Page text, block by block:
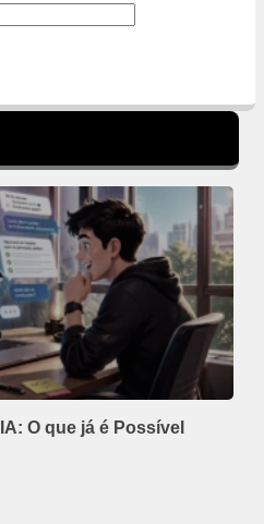
O que já é Possível